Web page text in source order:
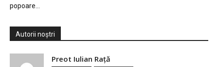
popoare…
Autorii noștri
Preot Iulian Raţă